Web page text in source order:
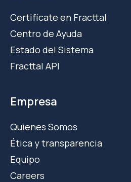
Certifícate en Fracttal
Centro de Ayuda
Estado del Sistema
Fracttal API
Empresa
Quienes Somos
Ética y transparencia
Equipo
Careers